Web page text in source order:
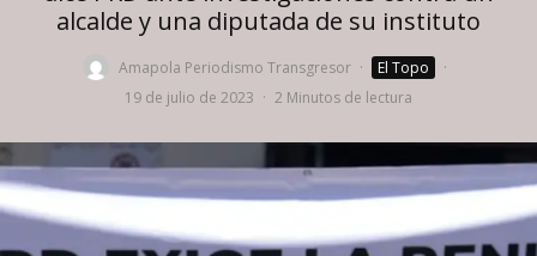
alcalde y una diputada de su instituto
Amapola Periodismo Transgresor · El Topo
·
19 de julio de 2023 · 2 Minutos de lectura